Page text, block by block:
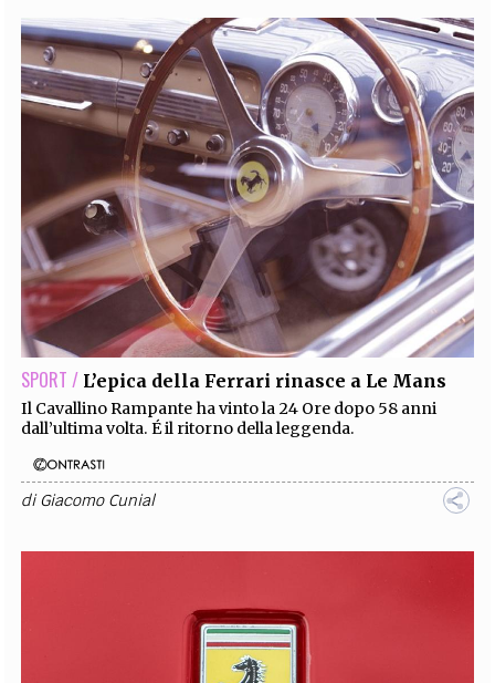
SPORT / L’epica della Ferrari rinasce a Le Mans
Il Cavallino Rampante ha vinto la 24 Ore dopo 58 anni
dall’ultima volta. É il ritorno della leggenda.
diGiacomo Cunial